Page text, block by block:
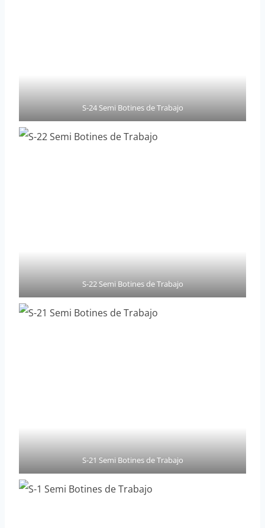
S-24 Semi Botines de Trabajo
S-22 Semi Botines de Trabajo
S-21 Semi Botines de Trabajo